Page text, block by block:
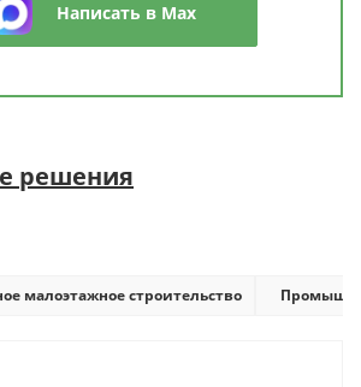
Написать в Max
решения
малоэтажное строительство